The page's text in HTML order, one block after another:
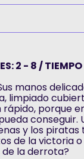
2 - 8 /
manos
limpiado
porque
y los
de la victoria
la derrota?